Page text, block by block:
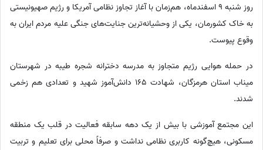
روز شنبه 9 اسفندماه، هم‌زمان با آغاز تجاوز نظامی آمریکا و رژیم صهیونیستی
به خاک کشورمان، یکی از وحشیانه‌ترین جنایت‌های جنگی علیه مردم ایران به
وقوع پیوست.
در حمله هوایی رژیم متجاوز به مدرسه دخترانه شجره طیبه در شهرستان
میناب استان هرمزگان، شهادت 165 دانش‌آموز شهید و تعدادی هم زخمی‌
شدند.
این مجتمع آموزشی با بیش از یک دهه سابقه فعالیت در قلب یک منطقه
مسکونی، هیچ‌گونه کاربری نظامی نداشت و صرفاً محلی برای تعلیم و تربیت